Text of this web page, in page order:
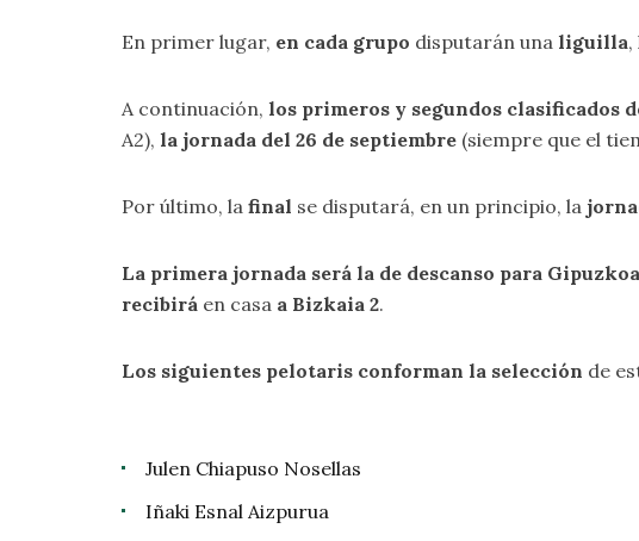
En primer lugar, en cada grupo disputarán una liguilla,
A continuación, los primeros y segundos clasificados
A2), la jornada del 26 de septiembre (siempre que el
Por último, la final se disputará, en un principio, la
La primera jornada será la de descanso para Gipuzkoa
recibirá en casa a Bizkaia 2.
Los siguientes pelotaris conforman la selección de
Julen Chiapuso Nosellas
Iñaki Esnal Aizpurua